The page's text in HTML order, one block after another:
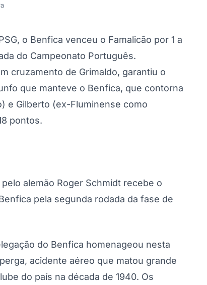
o Benfica venceu o Famalicão por 1 a
do Campeonato Português.
cruzamento de Grimaldo, garantiu o
que manteve o Benfica, que contorna
e Gilberto (ex-Fluminense como
pontos.
alemão Roger Schmidt recebe o
pela segunda rodada da fase de
do Benfica homenageou nesta
acidente aéreo que matou grande
do país na década de 1940. Os